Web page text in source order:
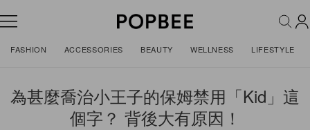
FASHION ACCESSORIES BEAUTY WELLNESS LIFESTYLE
為甚麼喬治小王子的保姆禁用「Kid」這
個字？ 背後大有原因！